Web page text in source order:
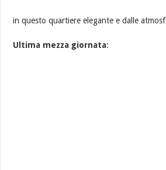
in questo quartiere elegante e dalle
Ultima mezza giornata: